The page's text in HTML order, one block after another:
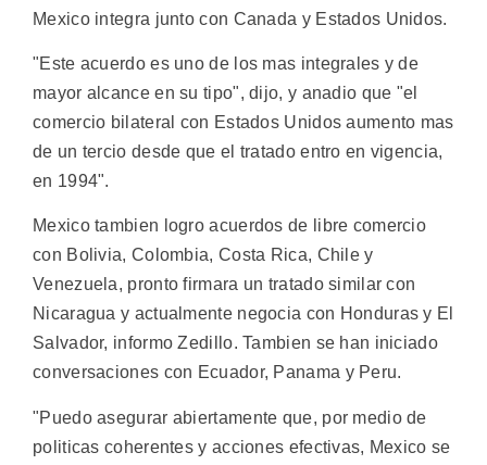
Mexico integra junto con Canada y Estados Unidos.
"Este acuerdo es uno de los mas integrales y de
mayor alcance en su tipo", dijo, y anadio que "el
comercio bilateral con Estados Unidos aumento mas
de un tercio desde que el tratado entro en vigencia,
en 1994".
Mexico tambien logro acuerdos de libre comercio
con Bolivia, Colombia, Costa Rica, Chile y
Venezuela, pronto firmara un tratado similar con
Nicaragua y actualmente negocia con Honduras y El
Salvador, informo Zedillo. Tambien se han iniciado
conversaciones con Ecuador, Panama y Peru.
"Puedo asegurar abiertamente que, por medio de
politicas coherentes y acciones efectivas, Mexico se